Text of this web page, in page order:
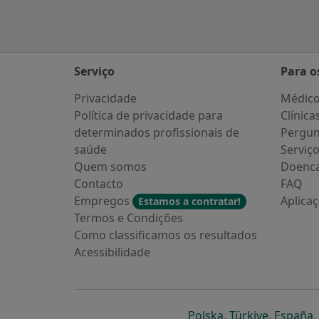
Serviço
Privacidade
Política de privacidade para
determinados profissionais de
saúde
Quem somos
Contacto
Empregos
Estamos a contratar!
Termos e Condições
Como classificamos os resultados
Acessibilidade
Para
FAQ
Polskaabre num novo
, Türkiyeabre
, España,